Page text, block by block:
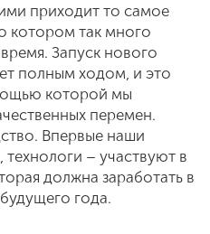
приходит то самое
котором так много
Запуск нового
полным ходом, и это
которой мы
перемен.
Впервые наши
– участвуют в
должна заработать в
года.